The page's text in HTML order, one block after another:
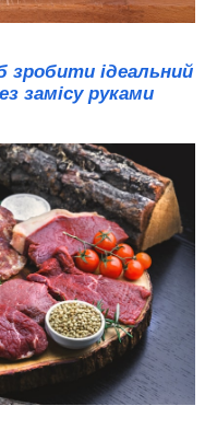
зробити ідеальний
замісу руками